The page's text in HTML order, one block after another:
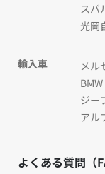
スバ
光岡
輸入車 メル
BMW
ジー
アル
よくある質問（